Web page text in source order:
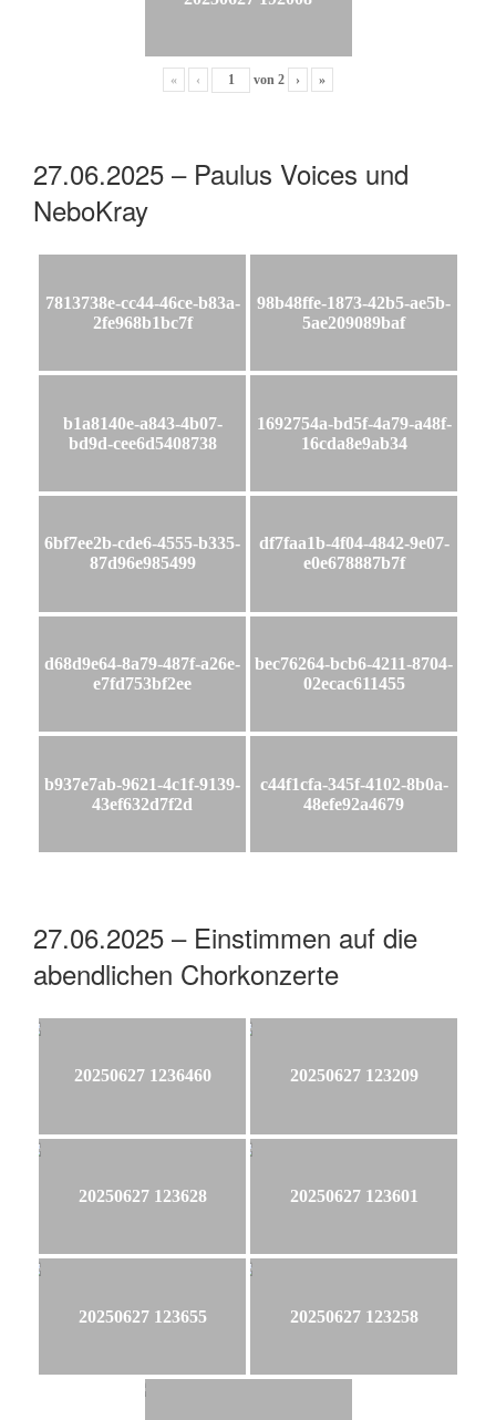
« ‹ von 2 › »
27.06.2025 – Paulus Voices und
NeboKray
7813738e-cc44-46ce-b83a-
2fe968b1bc7f
98b48ffe-1873-42b5-ae5b-
5ae209089baf
b1a8140e-a843-4b07-
bd9d-cee6d5408738
1692754a-bd5f-4a79-a48f-
16cda8e9ab34
6bf7ee2b-cde6-4555-b335-
87d96e985499
df7faa1b-4f04-4842-9e07-
e0e678887b7f
d68d9e64-8a79-487f-a26e-
e7fd753bf2ee
bec76264-bcb6-4211-8704-
02ecac611455
b937e7ab-9621-4c1f-9139-
43ef632d7f2d
c44f1cfa-345f-4102-8b0a-
48efe92a4679
27.06.2025 – Einstimmen auf die
abendlichen Chorkonzerte
20250627 1236460 20250627 123209
20250627 123628 20250627 123601
20250627 123655 20250627 123258